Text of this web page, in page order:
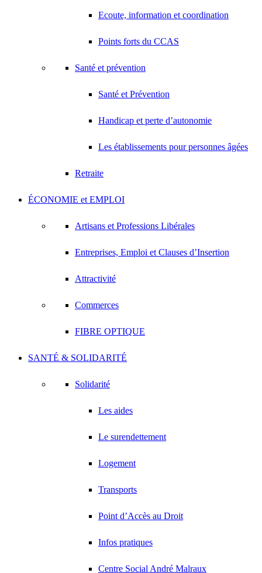
Ecoute, information et coordination
Points forts du CCAS
Santé et prévention
Santé et Prévention
Handicap et perte d’autonomie
Les établissements pour personnes âgées
Retraite
ÉCONOMIE et EMPLOI
Artisans et Professions Libérales
Entreprises, Emploi et Clauses d’Insertion
Attractivité
Commerces
FIBRE OPTIQUE
SANTÉ & SOLIDARITÉ
Solidarité
Les aides
Le surendettement
Logement
Transports
Point d’Accès au Droit
Infos pratiques
Centre Social André Malraux